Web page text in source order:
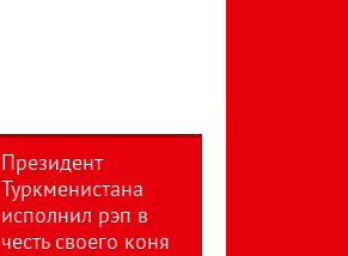
Президент
Туркменистана
исполнил рэп в
честь своего коня